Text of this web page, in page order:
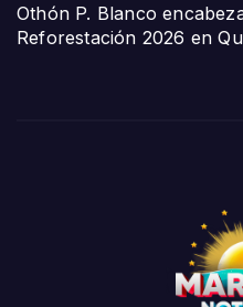
Othón P. Blanco
Reforestación 2026 en